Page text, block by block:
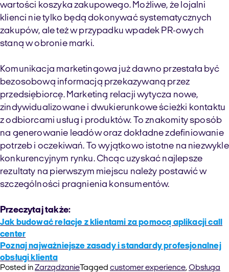
wartości koszyka zakupowego. Możliwe, że lojalni
klienci nie tylko będą dokonywać systematycznych
zakupów, ale też w przypadku wpadek PR-owych
staną w obronie marki.
Komunikacja marketingowa już dawno przestała być
bezosobową informacją przekazywaną przez
przedsiębiorcę. Marketing relacji wytycza nowe,
zindywidualizowane i dwukierunkowe ścieżki kontaktu
z odbiorcami usług i produktów. To znakomity sposób
na generowanie leadów oraz dokładne zdefiniowanie
potrzeb i oczekiwań. To wyjątkowo istotne na niezwykle
konkurencyjnym rynku. Chcąc uzyskać najlepsze
rezultaty na pierwszym miejscu należy postawić w
szczególności pragnienia konsumentów.
Przeczytaj także:
Jak budować relacje z klientami za pomocą aplikacji call
center
Poznaj najważniejsze zasady i standardy profesjonalnej
obsługi klienta
Posted inZarządzanieTagged customer experience, Obsługa